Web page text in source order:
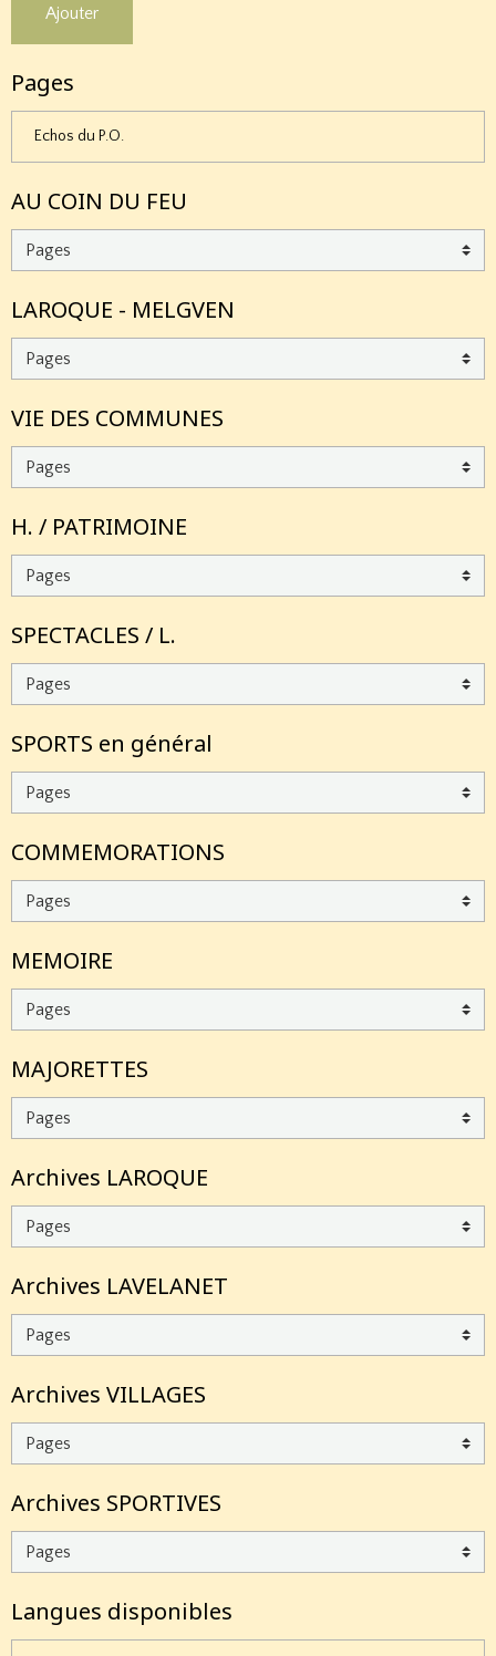
Ajouter
Pages
Echos du P.O.
AU COIN DU FEU
LAROQUE - MELGVEN
VIE DES COMMUNES
H. / PATRIMOINE
SPECTACLES / L.
SPORTS en général
COMMEMORATIONS
MEMOIRE
MAJORETTES
Archives LAROQUE
Archives LAVELANET
Archives VILLAGES
Archives SPORTIVES
Langues disponibles